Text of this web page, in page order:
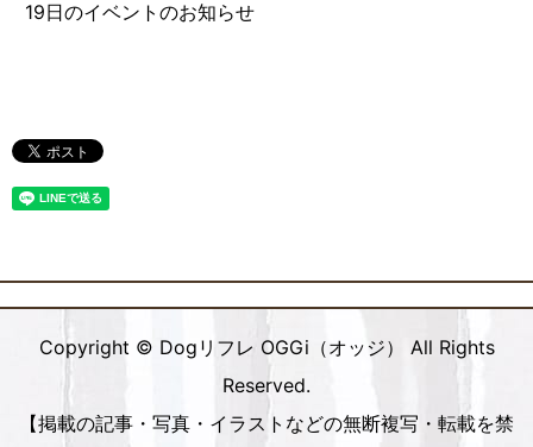
19日のイベントのお知らせ
Copyright © Dogリフレ OGGi（オッジ） All Rights
Reserved.
【掲載の記事・写真・イラストなどの無断複写・転載を禁